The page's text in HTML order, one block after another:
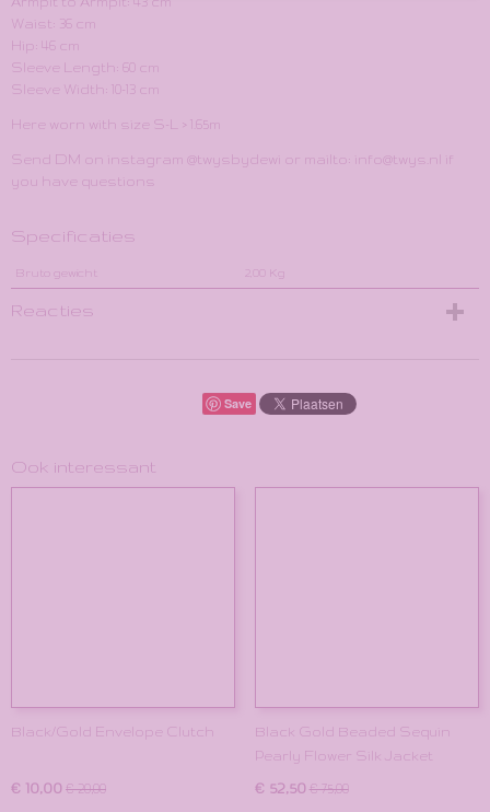
Waist: 36 cm
Hip: 46 cm
Sleeve Length: 60 cm
Sleeve Width: 10-13 cm
Here worn with size S-L > 1.65m
Send DM on instagram @twysbydewi or mailto: info@twys.nl if
you have questions
Specificaties
Bruto gewicht 2,00 Kg
Reacties
Save
Ook interessant
Black/Gold Envelope Clutch
€ 10,00 € 20,00
Black Gold Beaded Sequin
Pearly Flower Silk Jacket
€ 52,50 € 75,00